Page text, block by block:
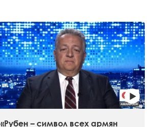
«Рубен – символ всех армян